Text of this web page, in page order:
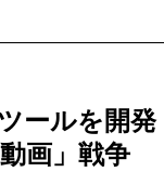
ールを開発
画」戦争